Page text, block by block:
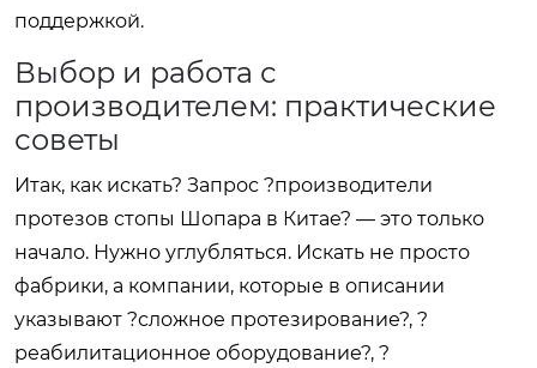
поддержкой.
Выбор и работа с
производителем: практические
советы
Итак, как искать? Запрос ?производители
протезов стопы Шопара в Китае? — это только
начало. Нужно углубляться. Искать не просто
фабрики, а компании, которые в описании
указывают ?сложное протезирование?, ?
реабилитационное оборудование?, ?